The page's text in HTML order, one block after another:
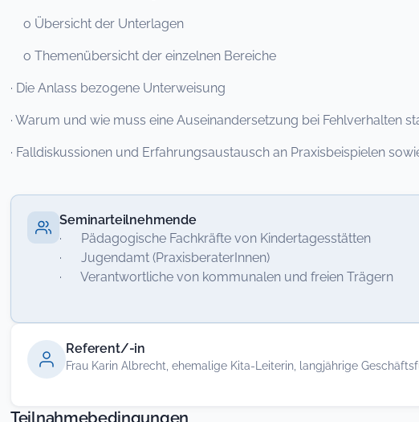
o Übersicht der Unterlagen
o Themenübersicht der einzelnen Bereiche
· Die Anlass bezogene Unterweisung
· Warum und wie muss eine Auseinandersetzung bei Fehlverhalten
· Falldiskussionen und Erfahrungsaustausch an Praxisbeispielen
Seminarteilnehmende
· Pädagogische Fachkräfte von Kindertagesstätten
· Jugendamt (PraxisberaterInnen)
· Verantwortliche von kommunalen und freien Trägern
Referent/-in
Frau Karin Albrecht, ehemalige Kita-Leiterin, langjährige
Teilnahmebedingungen